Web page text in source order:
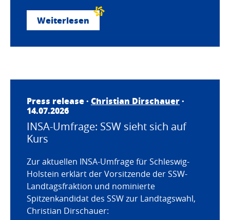
Weiterlesen
Press release · Christian Dirschauer·
14.07.2026
INSA-Umfrage: SSW sieht sich auf
Kurs
Zur aktuellen INSA-Umfrage für Schleswig-
Holstein erklärt der Vorsitzende der SSW-
Landtagsfraktion und nominierte
Spitzenkandidat des SSW zur Landtagswahl,
Christian Dirschauer: